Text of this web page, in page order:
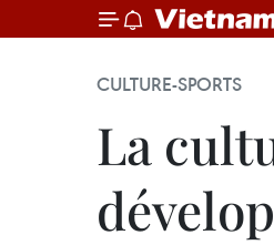
CULTURE-SPORTS
La